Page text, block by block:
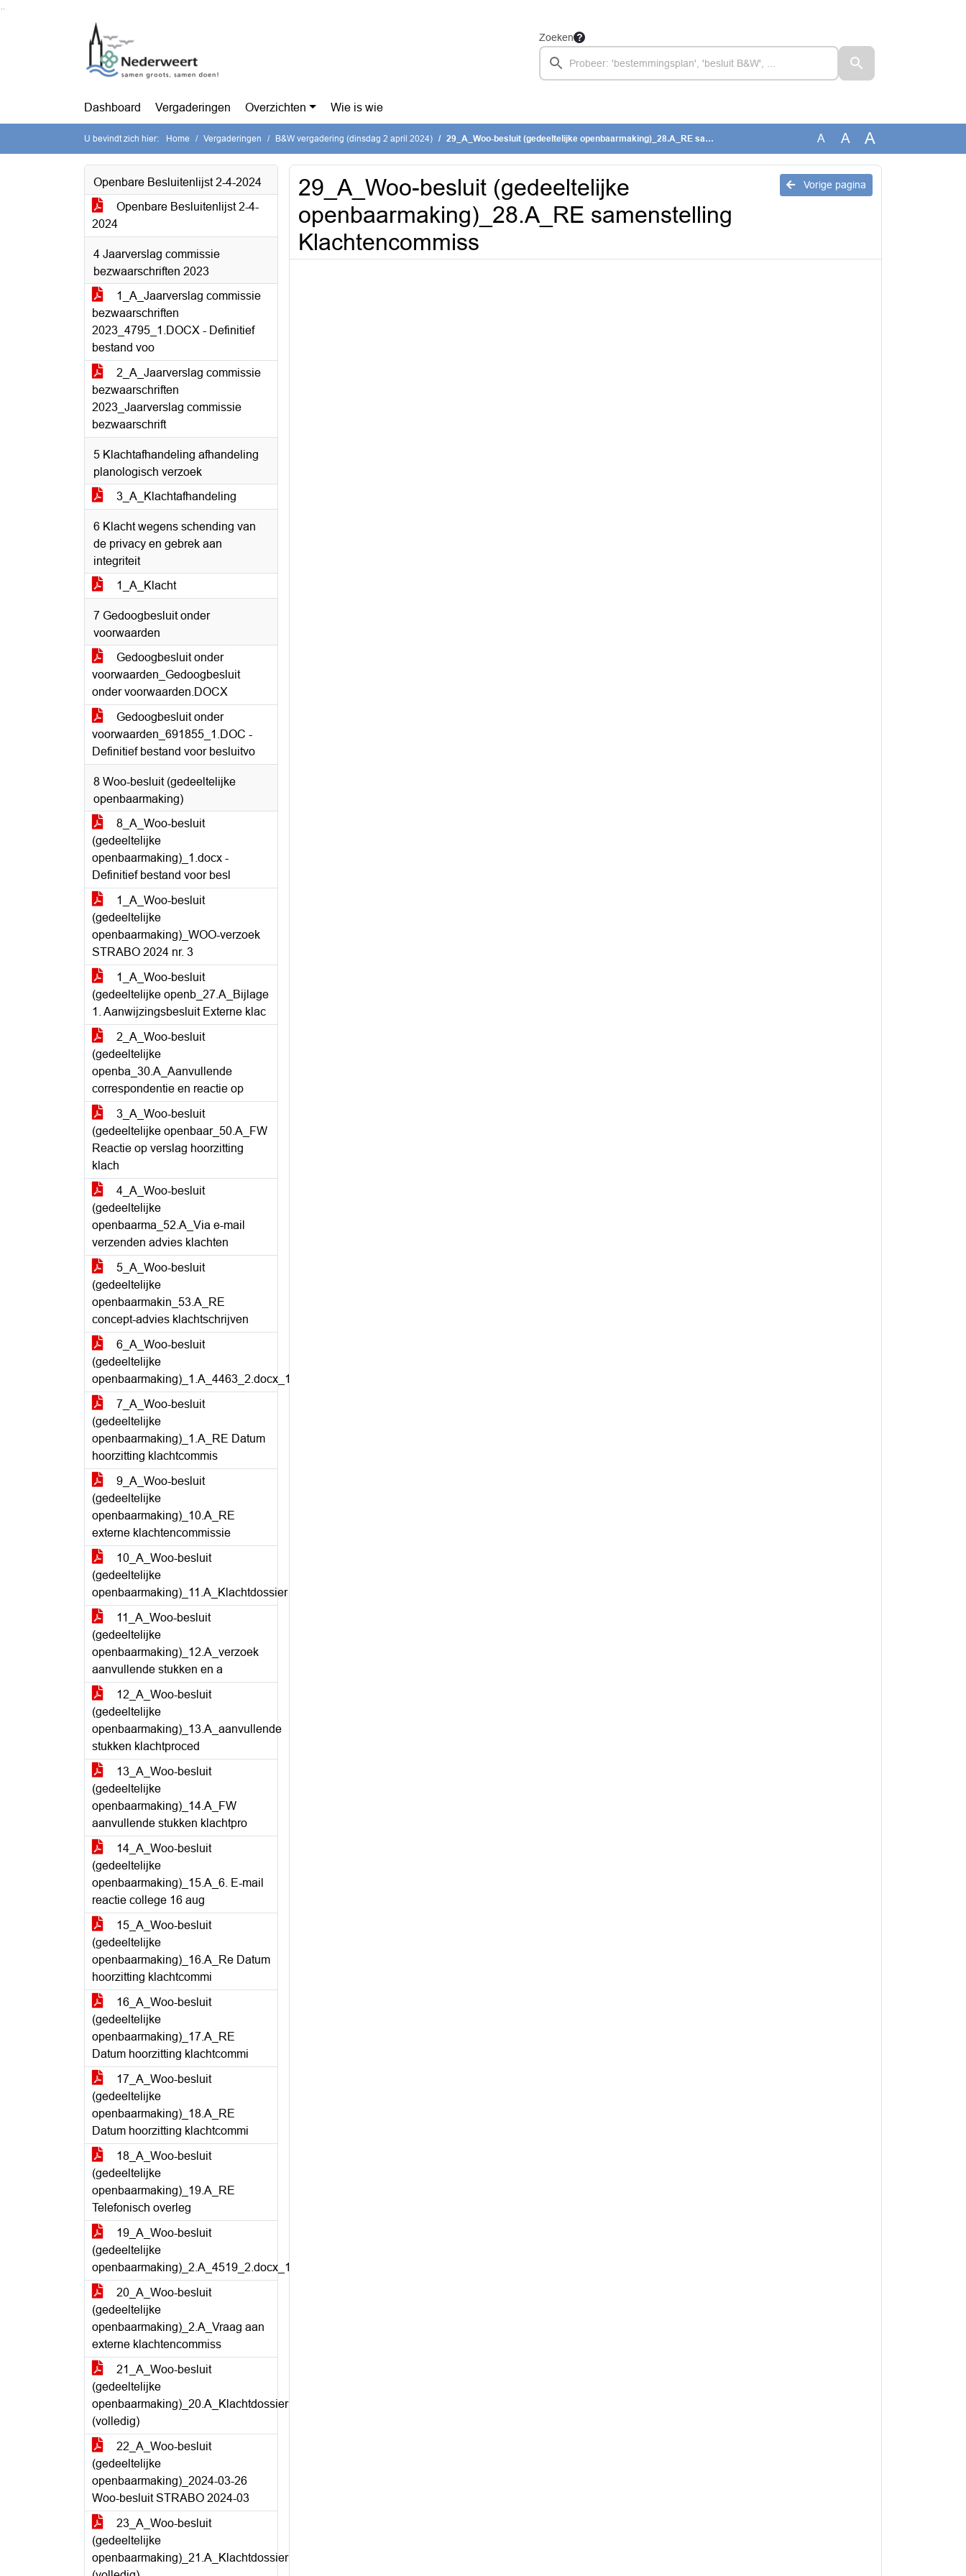
Zoeken
Dashboard Vergaderingen Overzichten Wie is wie
U bevindt zich hier: Home Vergaderingen B&W vergadering (dinsdag 2 april 2024) 29_A_Woo-besluit (gedeeltelijke openbaarmaking)_28.A_RE samenstelling Klachtencommiss A A A
Openbare Besluitenlijst 2-4-2024
Openbare Besluitenlijst 2-4-
2024
4 Jaarverslag commissie
bezwaarschriften 2023
1_A_Jaarverslag commissie
bezwaarschriften
2023_4795_1.DOCX - Definitief
bestand voo
2_A_Jaarverslag commissie
bezwaarschriften
2023_Jaarverslag commissie
bezwaarschrift
5 Klachtafhandeling afhandeling
planologisch verzoek
3_A_Klachtafhandeling
6 Klacht wegens schending van
de privacy en gebrek aan
integriteit
1_A_Klacht
7 Gedoogbesluit onder
voorwaarden
Gedoogbesluit onder
voorwaarden_Gedoogbesluit
onder voorwaarden.DOCX
Gedoogbesluit onder
voorwaarden_691855_1.DOC -
Definitief bestand voor besluitvo
8 Woo-besluit (gedeeltelijke
openbaarmaking)
8_A_Woo-besluit
(gedeeltelijke
openbaarmaking)_1.docx -
Definitief bestand voor besl
1_A_Woo-besluit
(gedeeltelijke
openbaarmaking)_WOO-verzoek
STRABO 2024 nr. 3
1_A_Woo-besluit
(gedeeltelijke openb_27.A_Bijlage
1. Aanwijzingsbesluit Externe klac
2_A_Woo-besluit
(gedeeltelijke
openba_30.A_Aanvullende
correspondentie en reactie op
3_A_Woo-besluit
(gedeeltelijke openbaar_50.A_FW
Reactie op verslag hoorzitting
klach
4_A_Woo-besluit
(gedeeltelijke
openbaarma_52.A_Via e-mail
verzenden advies klachten
5_A_Woo-besluit
(gedeeltelijke
openbaarmakin_53.A_RE
concept-advies klachtschrijven
6_A_Woo-besluit
(gedeeltelijke
openbaarmaking)_1.A_4463_2.docx_1
7_A_Woo-besluit
(gedeeltelijke
openbaarmaking)_1.A_RE Datum
hoorzitting klachtcommis
9_A_Woo-besluit
(gedeeltelijke
openbaarmaking)_10.A_RE
externe klachtencommissie
10_A_Woo-besluit
(gedeeltelijke
openbaarmaking)_11.A_Klachtdossier
11_A_Woo-besluit
(gedeeltelijke
openbaarmaking)_12.A_verzoek
aanvullende stukken en a
12_A_Woo-besluit
(gedeeltelijke
openbaarmaking)_13.A_aanvullende
stukken klachtproced
13_A_Woo-besluit
(gedeeltelijke
openbaarmaking)_14.A_FW
aanvullende stukken klachtpro
14_A_Woo-besluit
(gedeeltelijke
openbaarmaking)_15.A_6. E-mail
reactie college 16 aug
15_A_Woo-besluit
(gedeeltelijke
openbaarmaking)_16.A_Re Datum
hoorzitting klachtcommi
16_A_Woo-besluit
(gedeeltelijke
openbaarmaking)_17.A_RE
Datum hoorzitting klachtcommi
17_A_Woo-besluit
(gedeeltelijke
openbaarmaking)_18.A_RE
Datum hoorzitting klachtcommi
18_A_Woo-besluit
(gedeeltelijke
openbaarmaking)_19.A_RE
Telefonisch overleg
19_A_Woo-besluit
(gedeeltelijke
openbaarmaking)_2.A_4519_2.docx_1
20_A_Woo-besluit
(gedeeltelijke
openbaarmaking)_2.A_Vraag aan
externe klachtencommiss
21_A_Woo-besluit
(gedeeltelijke
openbaarmaking)_20.A_Klachtdossier
(volledig)
22_A_Woo-besluit
(gedeeltelijke
openbaarmaking)_2024-03-26
Woo-besluit STRABO 2024-03
23_A_Woo-besluit
(gedeeltelijke
openbaarmaking)_21.A_Klachtdossier
Vorige pagina
29_A_Woo-besluit (gedeeltelijke
openbaarmaking)_28.A_RE samenstelling
Klachtencommiss